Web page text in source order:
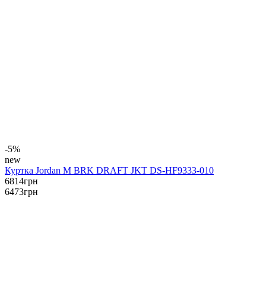
-5%
new
Куртка Jordan M BRK DRAFT JKT DS-HF9333-010
6814грн
6473грн